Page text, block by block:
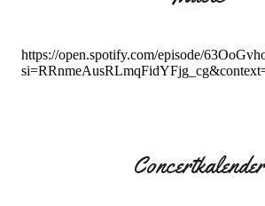
Concertkalender